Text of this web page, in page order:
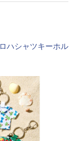
ハシャツキーホル